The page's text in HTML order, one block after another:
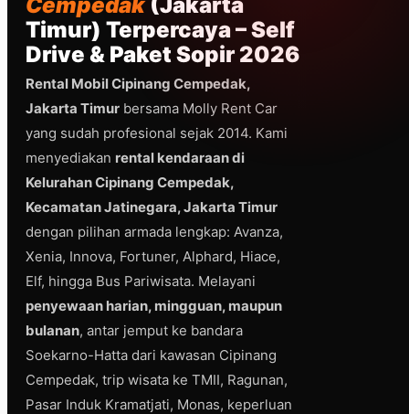
Timur) Terpercaya – Self
Drive & Paket Sopir 2026
Rental Mobil Cipinang Cempedak,
Jakarta Timur bersama Molly Rent Car
yang sudah profesional sejak 2014. Kami
menyediakan rental kendaraan di
Kelurahan Cipinang Cempedak,
Kecamatan Jatinegara, Jakarta Timur
dengan pilihan armada lengkap: Avanza,
Xenia, Innova, Fortuner, Alphard, Hiace,
Elf, hingga Bus Pariwisata. Melayani
penyewaan harian, mingguan, maupun
bulanan, antar jemput ke bandara
Soekarno-Hatta dari kawasan Cipinang
Cempedak, trip wisata ke TMII, Ragunan,
Pasar Induk Kramatjati, Monas, keperluan